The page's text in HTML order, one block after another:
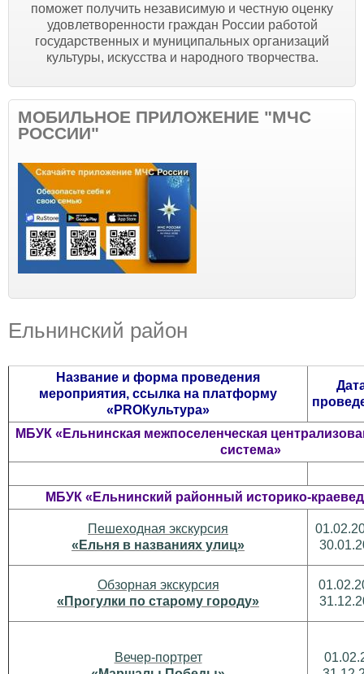
поможет получить независимую и честную оценку
удовлетворенности граждан России работой
государственных и муниципальных организаций
культуры, искусства и народного творчества.
МОБИЛЬНОЕ ПРИЛОЖЕНИЕ "МЧС
РОССИИ"
Ельнинский район
Название и форма проведения
мероприятия, ссылка на платформу
«PROКультура»
МБУК «Ельнинская межпоселенческая
система»
МБУК «Ельнинский районный историко-
Пешеходная экскурсия
«Ельня в названиях улиц»
Обзорная экскурсия
«Прогулки по старому городу»
Вечер-портрет